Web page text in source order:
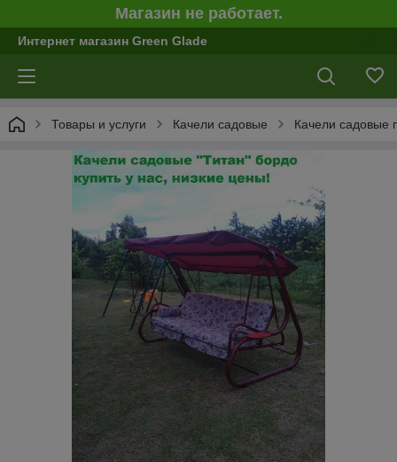
Магазин не работает.
Интернет магазин Green Glade
Товары и услуги Качели садовые Качели садовые